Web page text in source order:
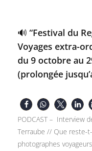
🔊 “Festival du
Voyages extra-
du 9 octobre au
(prolongée
PODCAST – Interview
Terraube // Que reste-
photographes